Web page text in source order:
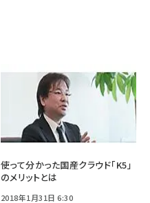
使って分かった国産クラウド「K5」
のメリットとは
2018年1月31日 6:30